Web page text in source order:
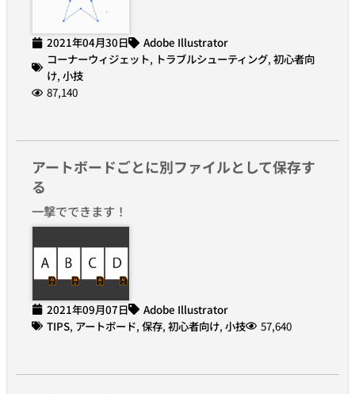
2021年04月30日
Adobe Illustrator
コーナーウィジェット, トラブルシューティング, 初心者向
け, 小技
87,140
アートボードごとに別ファイルとして保存す
る
一撃でできます！
2021年09月07日
Adobe Illustrator
TIPS, アートボード, 保存, 初心者向け, 小技 57,640